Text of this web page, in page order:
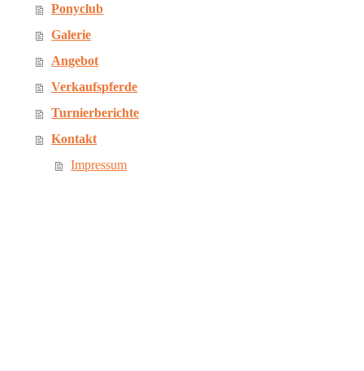
Ponyclub
Galerie
Angebot
Verkaufspferde
Turnierberichte
Kontakt
Impressum